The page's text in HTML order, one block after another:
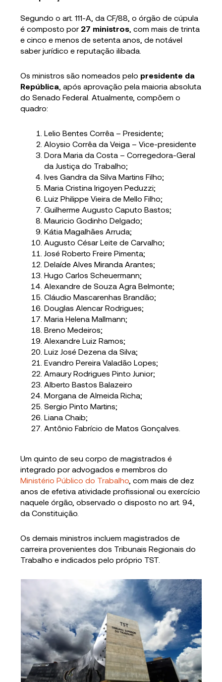
Segundo o art. 111-A, da CF/88, o órgão de cúpula
é composto por 27 ministros , com mais de trinta
e cinco e menos de setenta anos, de notável
saber jurídico e reputação ilibada.
Os ministros são nomeados pelo presidente da
República , após aprovação pela maioria absoluta
do Senado Federal. Atualmente, compõem o
quadro:
Lelio Bentes Corrêa – Presidente;
Aloysio Corrêa da Veiga – Vice-presidente
Dora Maria da Costa – Corregedora-Geral
da Justiça do Trabalho;
Ives Gandra da Silva Martins Filho;
Maria Cristina Irigoyen Peduzzi;
Luiz Philippe Vieira de Mello Filho;
Guilherme Augusto Caputo Bastos;
Mauricio Godinho Delgado;
Kátia Magalhães Arruda;
Augusto César Leite de Carvalho;
José Roberto Freire Pimenta;
Delaíde Alves Miranda Arantes;
Hugo Carlos Scheuermann;
Alexandre de Souza Agra Belmonte;
Cláudio Mascarenhas Brandão;
Douglas Alencar Rodrigues;
Maria Helena Mallmann;
Breno Medeiros;
Alexandre Luiz Ramos;
Luiz José Dezena da Silva;
Evandro Pereira Valadão Lopes;
Amaury Rodrigues Pinto Junior;
Alberto Bastos Balazeiro
Morgana de Almeida Richa;
Sergio Pinto Martins;
Liana Chaib;
Antônio Fabrício de Matos Gonçalves.
Um quinto de seu corpo de magistrados é
integrado por advogados e membros do
Ministério Público do Trabalho , com mais de dez
anos de efetiva atividade profissional ou exercício
naquele órgão, observado o disposto no art. 94,
da Constituição.
Os demais ministros incluem magistrados de
carreira provenientes dos Tribunais Regionais do
Trabalho e indicados pelo próprio TST.